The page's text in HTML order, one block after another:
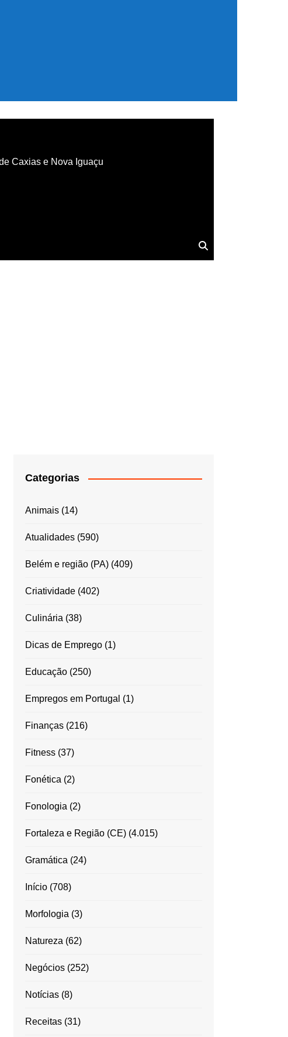
Caxias e Nova Iguaçu
Categorias
Animais(14)
Atualidades(590)
Belém e região (PA)(409)
Criatividade(402)
Culinária (38)
Dicas de Emprego(1)
Educação(250)
Empregos em Portugal (1)
Finanças(216)
Fitness(37)
Fonética (2)
Fonologia (2)
Fortaleza e Região (CE)(4.015)
Gramática (24)
Início(708)
Morfologia (3)
Natureza (62)
Negócios(252)
Notícias(8)
Receitas(31)